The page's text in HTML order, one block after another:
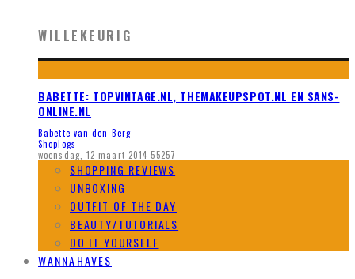
WILLEKEURIG
BABETTE: TOPVINTAGE.NL, THEMAKEUPSPOT.NL EN SANS-
ONLINE.NL
Babette van den Berg
Shoplogs
woensdag, 12 maart 2014 55257
SHOPPING REVIEWS
UNBOXING
OUTFIT OF THE DAY
BEAUTY/TUTORIALS
DO IT YOURSELF
WANNAHAVES